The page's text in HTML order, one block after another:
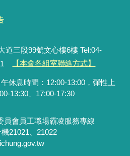
道三段99號文心樓6樓 Tel:04-
【本會各組室聯絡方式】
休息時間：12:00-13:00，彈性上
13:30、17:00-17:30
員會員工職場霸凌服務專線
21021、21022